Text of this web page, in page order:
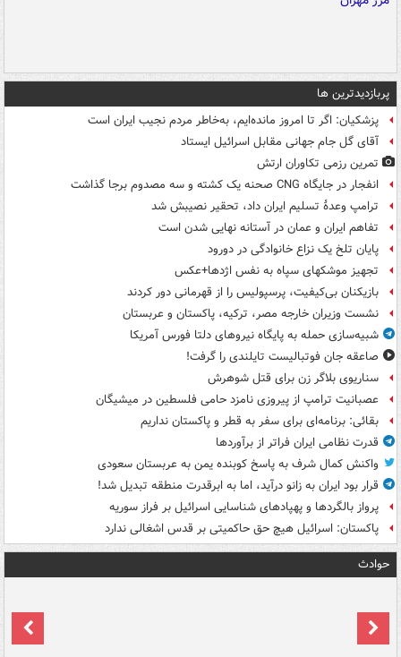
پربازدیدترین ها
پزشکیان: اگر تا امروز مانده‌ایم، به‌خاطر مردم نجیب ایران است
آقای گل جام جهانی مقابل اسرائیل ایستاد
تمرین رزمی تکاوران ارتش
انفجار در جایگاه CNG صحنه یک کشته و سه مصدوم برجا گذاشت
ترامپ وعدۀ تسلیم ایران داد، تحقیر نصیبش شد
تفاهم ایران و عمان در آستانه نهایی شدن است
پایان تلخ یک نزاع خانوادگی در دورود
تجهیز موشکهای سپاه به نفس اژدها+عکس
بازیکنان بی‌کیفیت، پرسپولیس را از قهرمانی دور کردند
نشست وزیران خارجه مصر، ترکیه، پاکستان و عربستان
شبیه‌سازی حمله به پایگاه نیروهای دلتا فورس آمریکا
صاعقه جان فوتبالیست تایلندی را گرفت!
سناریوی بلاگر زن برای قتل شوهرش
عصبانیت ترامپ از پیروزی نامزد حامی فلسطین در میشیگان
بقائی: برنامه‌ای برای سفر به قطر و پاکستان نداریم
قدرت نظامی ایران فراتر از برآوردها
واکنش کمال شرف به پاسخ کوبنده یمن به عربستان سعودی
قرار بود ایران به زانو درآید، اما به ابرقدرت منطقه تبدیل شد!
پرواز بالگردها و پهپادهای شناسایی اسرائیل بر فراز سوریه
پاکستان: اسرائیل هیچ حق حاکمیتی بر قدس اشغالی ندارد
حوادث